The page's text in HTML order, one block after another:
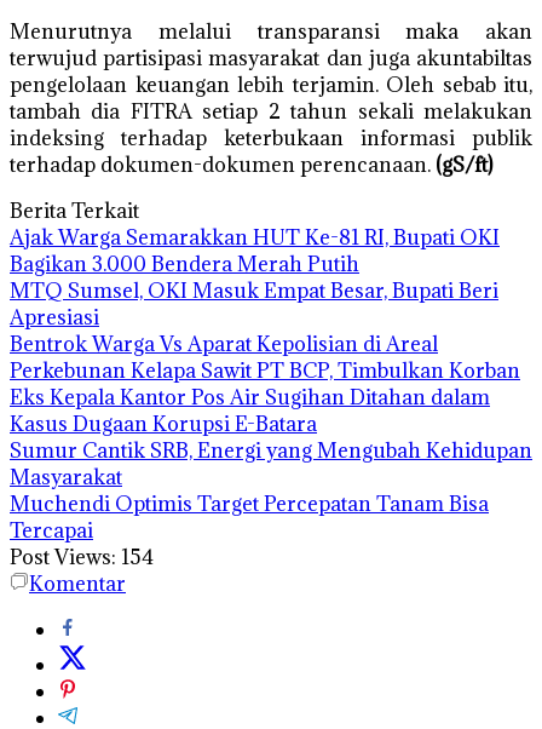
Menurutnya melalui transparansi maka akan
terwujud partisipasi masyarakat dan juga akuntabiltas
pengelolaan keuangan lebih terjamin. Oleh sebab itu,
tambah dia FITRA setiap 2 tahun sekali melakukan
indeksing terhadap keterbukaan informasi publik
terhadap dokumen-dokumen perencanaan. (gS/ft)
Berita Terkait
Ajak Warga Semarakkan HUT Ke-81 RI, Bupati OKI
Bagikan 3.000 Bendera Merah Putih
MTQ Sumsel, OKI Masuk Empat Besar, Bupati Beri
Apresiasi
Bentrok Warga Vs Aparat Kepolisian di Areal
Perkebunan Kelapa Sawit PT BCP, Timbulkan Korban
Eks Kepala Kantor Pos Air Sugihan Ditahan dalam
Kasus Dugaan Korupsi E-Batara
Sumur Cantik SRB, Energi yang Mengubah Kehidupan
Masyarakat
Muchendi Optimis Target Percepatan Tanam Bisa
Tercapai
Post Views: 154
Komentar